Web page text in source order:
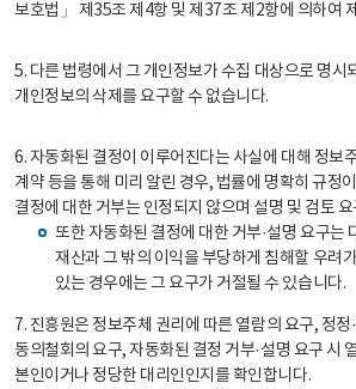
보호법」 제35조 제4항 및 제37조 제2항에 의하여
5. 다른 법령에서 그 개인정보가 수집 대상으로 명시
개인정보의 삭제를 요구할 수 없습니다.
6. 자동화된 결정이 이루어진다는 사실에 대해 정보
계약 등을 통해 미리 알린 경우, 법률에 명확히 규정
결정에 대한 거부는 인정되지 않으며 설명 및 검토
또한 자동화된 결정에 대한 거부·설명 요구는
재산과 그 밖의 이익을 부당하게 침해할 우려
있는 경우에는 그 요구가 거절될 수 있습니다.
7. 진흥원은 정보주체 권리에 따른 열람의 요구, 정정
동의철회의 요구, 자동화된 결정 거부·설명 요구 시
본인이거나 정당한 대리인인지를 확인합니다.